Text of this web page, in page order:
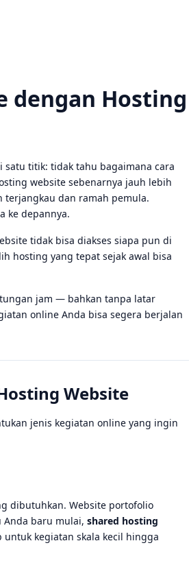
dengan Hosting
titik: tidak tahu bagaimana cara
website sebenarnya jauh lebih
terjangkau dan ramah pemula.
ke depannya.
tidak bisa diakses siapa pun di
hosting yang tepat sejak awal bisa
jam — bahkan tanpa latar
online Anda bisa segera berjalan
Website
jenis kegiatan online yang ingin
dibutuhkan. Website portofolio
baru mulai, shared hosting
kegiatan skala kecil hingga